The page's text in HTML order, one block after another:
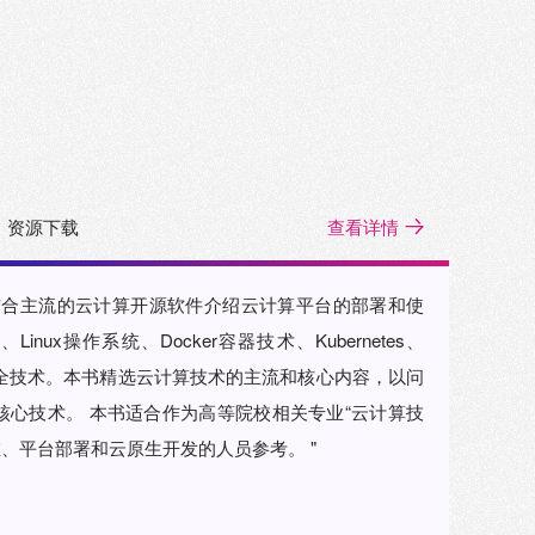
资源下载 查看详情
主流的云计算开源软件介绍云计算平台的部署和使
操作系统、Docker容器技术、Kubernetes、
术。本书精选云计算技术的主流和核心内容，以问
技术。 本书适合作为高等院校相关专业“云计算技
平台部署和云原生开发的人员参考。 "